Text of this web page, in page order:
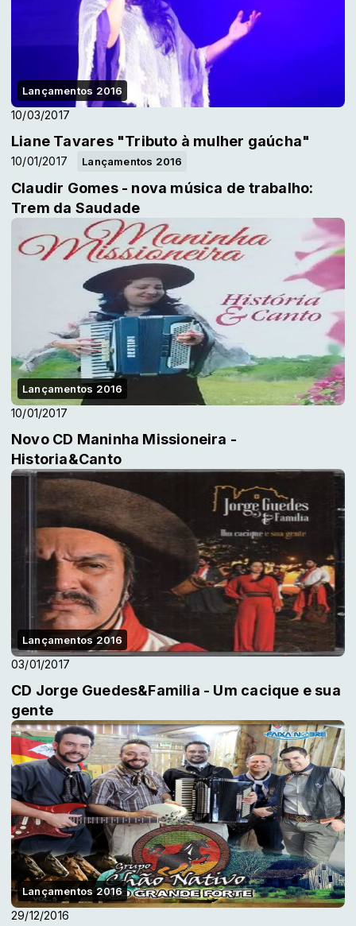
Lançamentos 2016
10/03/2017
Liane Tavares "Tributo à mulher gaúcha"
Lançamentos 2016
10/01/2017
Claudir Gomes - nova música de trabalho:
Trem da Saudade
Lançamentos 2016
10/01/2017
Novo CD Maninha Missioneira -
Historia&Canto
Lançamentos 2016
03/01/2017
CD Jorge Guedes&Familia - Um cacique e sua
gente
Lançamentos 2016
29/12/2016